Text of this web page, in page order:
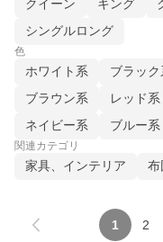
クイーン
キング
シングルロング
色
ホワイト系 ブラック
ブラウン系
レッド系
ネイビー系
ブルー系
関連カテゴリ
家具、インテリア 布
1 2